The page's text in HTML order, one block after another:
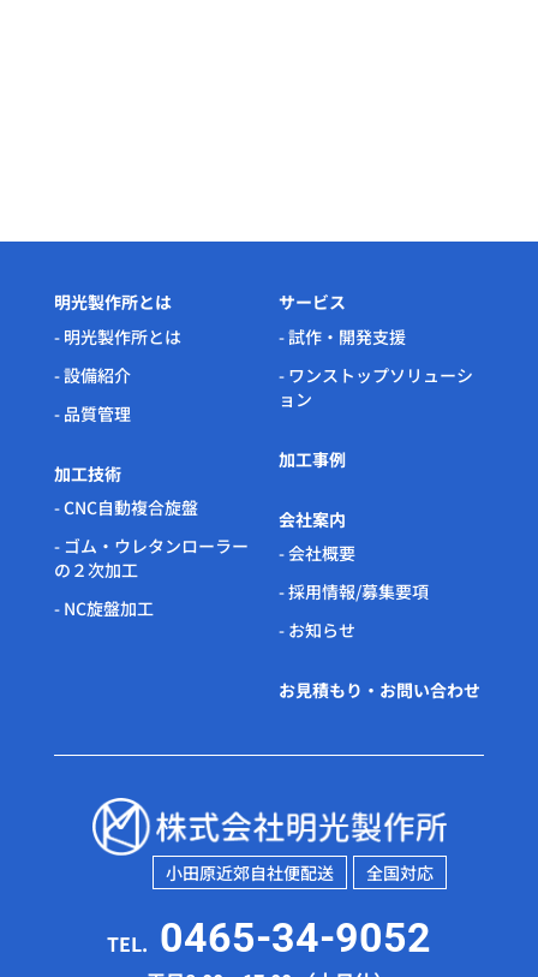
明光製作所とは
- 明光製作所とは
- 設備紹介
- 品質管理
加工技術
- CNC自動複合旋盤
- ゴム・ウレタンローラー
の２次加工
- NC旋盤加工
サービス
- 試作・開発支援
- ワンストップソリューシ
ョン
加工事例
会社案内
- 会社概要
- 採用情報/募集要項
- お知らせ
お見積もり・お問い合わせ
小田原近郊自社便配送 全国対応
TEL. 0465-34-9052